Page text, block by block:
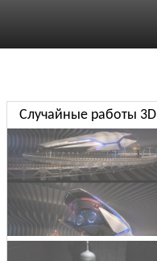
Случайные работы 3D